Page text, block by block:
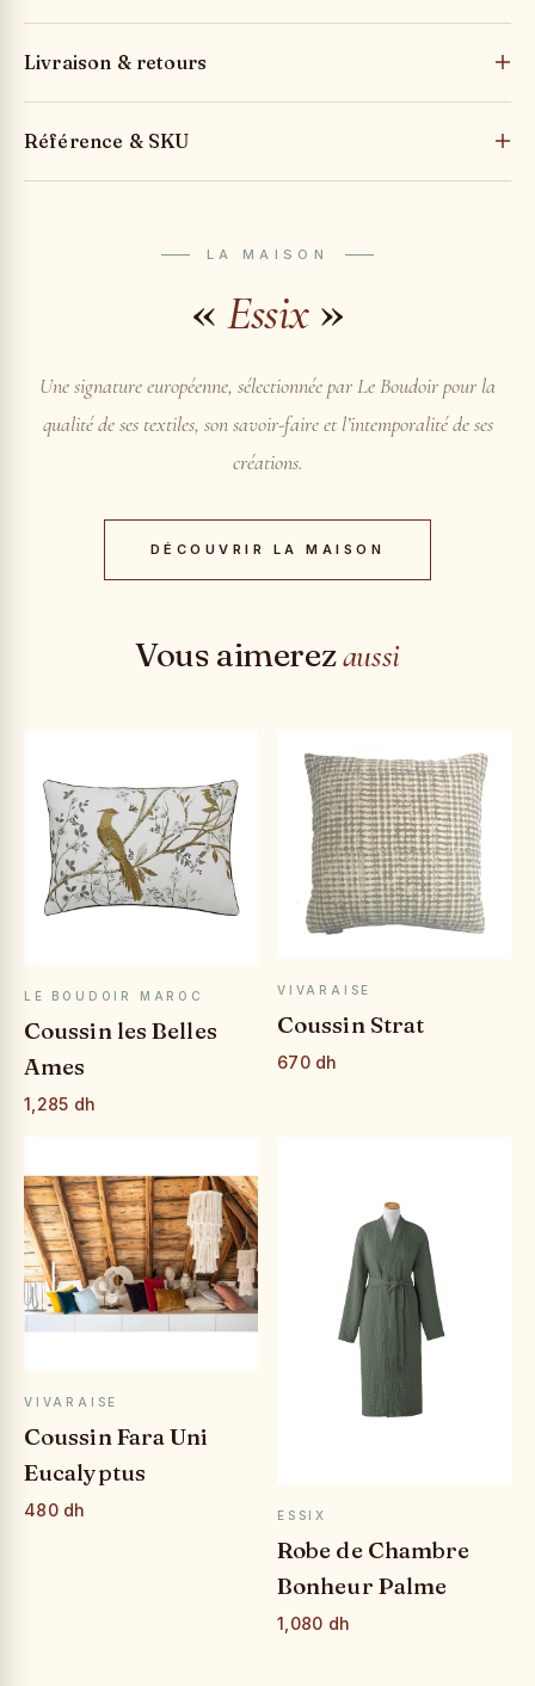
Livraison & retours
Référence & SKU
LA MAISON
« Essix»
Une signature européenne, sélectionnée par Le Boudoir pour la
qualité de ses textiles, son savoir-faire et l’intemporalité de ses
créations.
DÉCOUVRIR LA MAISON
Vous aimerezaussi
APERÇU RAPIDE
LE BOUDOIR MAROC
Coussin les Belles
Ames
1,285 dh
APERÇU RAPIDE
VIVARAISE
Coussin Strat
670 dh
APERÇU RAPIDE
VIVARAISE
Coussin Fara Uni
Eucalyptus
480 dh APERÇU RAPIDE
ESSIX
Robe de Chambre
Bonheur Palme
1,080 dh